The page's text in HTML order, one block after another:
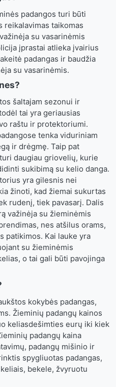
padangos turi būti
reikalavimas taikomas
su vasarinėmis
įprastai atlieka įvairius
padangas ir baudžia
su vasarinėmis.
šaltajam sezonui ir
tai yra geriausias
raštu ir protektoriumi.
tenka viduriniam
ir drėgmę. Taip pat
daugiau griovelių, kurie
sukibimą su kelio danga.
yra gilesnis nei
žinoti, kad žiemai sukurtas
rudenį, tiek pavasarį. Dalis
važinėja su žieminėmis
nes atšilus orams,
patikimos. Kai lauke yra
su žieminėmis
o tai gali būti pavojinga
kokybės padangas,
Žieminių padangų kainos
keliasdešimties eurų iki kiek
padangų kaina
padangų mišinio ir
spygliuotas padangas,
bekele, žvyruotu